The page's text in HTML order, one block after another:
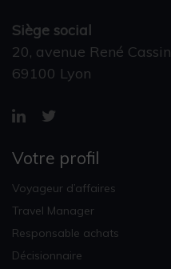
Siège social
20, avenue René Cassin
69100 Lyon
Votre profil
Voyageur d’affaires
Travel Manager
Responsable achats
Décisionnaire